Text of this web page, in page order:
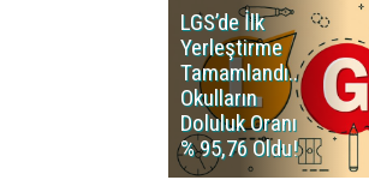
LGS’de İlk
Yerleştirme
Tamamlandı..
Okulların
Doluluk Oranı
% 95,76 Oldu!